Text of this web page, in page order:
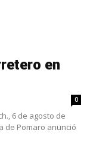
en
0
6 de agosto de
de Pomaro anunció